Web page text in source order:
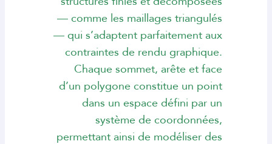
— comme les maillages triangulés
— qui s’adaptent parfaitement aux
contraintes de rendu graphique.
Chaque sommet, arête et face
d’un polygone constitue un point
dans un espace défini par un
système de coordonnées,
permettant ainsi de modéliser des